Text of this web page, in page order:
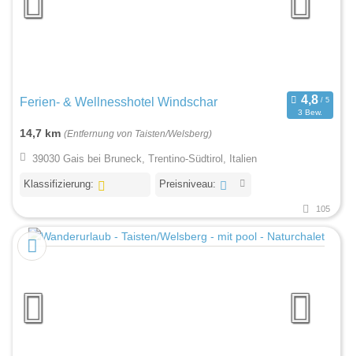
Ferien- & Wellnesshotel Windschar
3 Bew.
14,7 km (Entfernung von Taisten/Welsberg)
39030 Gais bei Bruneck, Trentino-Südtirol, Italien
Klassifizierung: Preisniveau:
105